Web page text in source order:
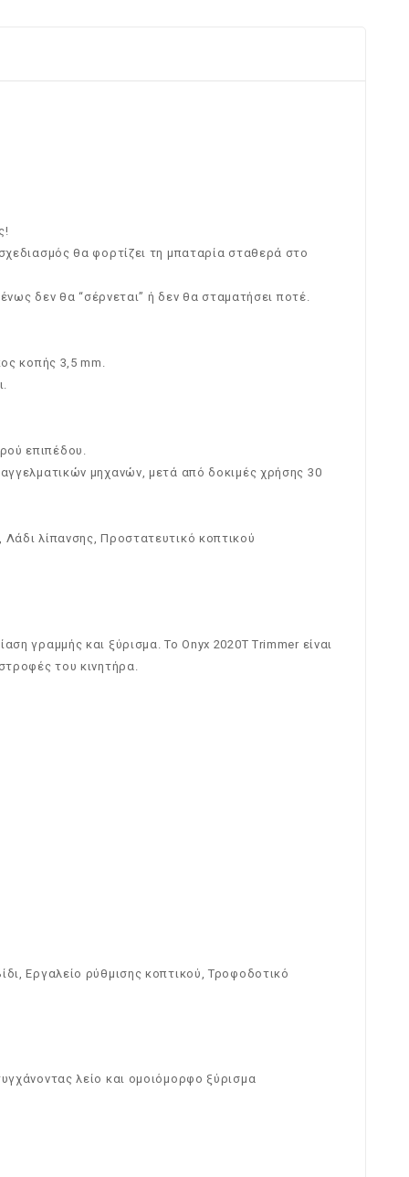
θα φορτίζει τη μπαταρία σταθερά στο
δεν θα “σέρνεται” ή δεν θα σταματήσει ποτέ.
κοπής 3,5 mm.
επιπέδου.
μηχανών, μετά από δοκιμές χρήσης 30
λίπανσης, Προστατευτικό κοπτικού
γραμμής και ξύρισμα. Το Onyx 2020T Trimmer είναι
του κινητήρα.
Εργαλείο ρύθμισης κοπτικού, Τροφοδοτικό
λείο και ομοιόμορφο ξύρισμα